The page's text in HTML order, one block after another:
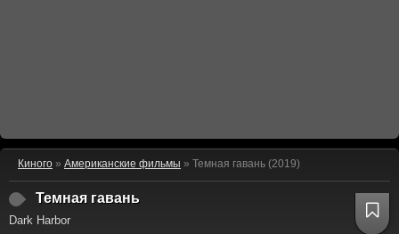
Киного » Американские фильмы » Темная гавань (2019)
Темная гавань
Dark Harbor